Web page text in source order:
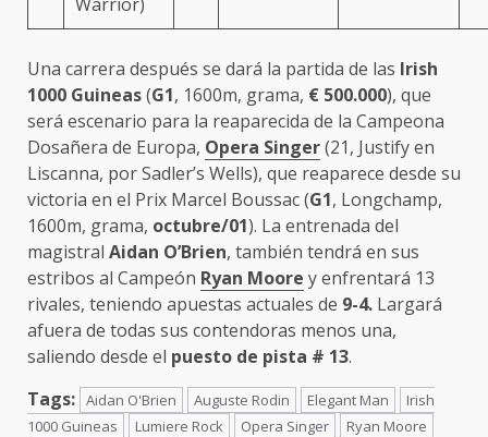
Una carrera después se dará la partida de las Irish
1000 Guineas(G1, 1600m, grama, € 500.000), que
será escenario para la reaparecida de la Campeona
Dosañera de Europa, Opera Singer(21, Justify en
Liscanna, por Sadler’s Wells), que reaparece desde su
victoria en el Prix Marcel Boussac (G1, Longchamp,
1600m, grama, octubre/01). La entrenada del
magistral Aidan O’Brien, también tendrá en sus
estribos al Campeón Ryan Moore y enfrentará 13
rivales, teniendo apuestas actuales de 9-4. Largará
afuera de todas sus contendoras menos una,
saliendo desde el puesto de pista # 13.
Tags: Aidan O'Brien Auguste Rodin Elegant Man
Irish
1000 Guineas
Lumiere Rock Opera Singer
Ryan Moore